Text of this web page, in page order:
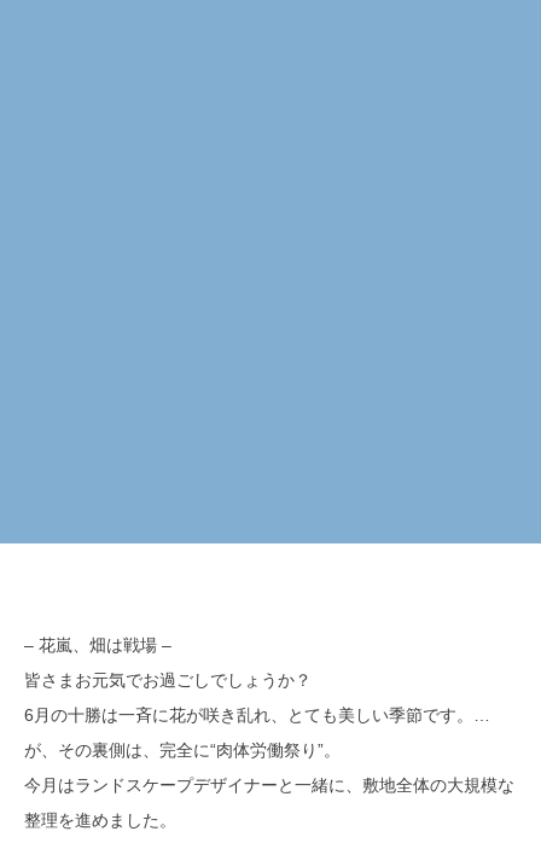
– 花嵐、畑は戦場 –
皆さまお元気でお過ごしでしょうか？
6月の十勝は一斉に花が咲き乱れ、とても美しい季節です。…
が、その裏側は、完全に“肉体労働祭り”。
今月はランドスケープデザイナーと一緒に、敷地全体の大規模な
整理を進めました。